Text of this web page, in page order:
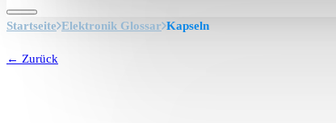
Startseite Elektronik Glossar Kapseln
← Zurück